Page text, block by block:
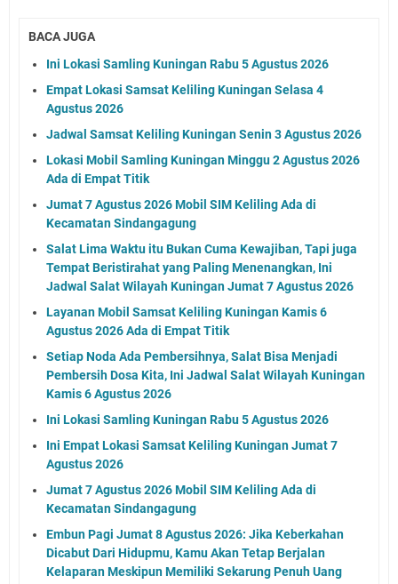
BACA JUGA
Ini Lokasi Samling Kuningan Rabu 5 Agustus 2026
Empat Lokasi Samsat Keliling Kuningan Selasa 4
Agustus 2026
Jadwal Samsat Keliling Kuningan Senin 3 Agustus 2026
Lokasi Mobil Samling Kuningan Minggu 2 Agustus 2026
Ada di Empat Titik
Jumat 7 Agustus 2026 Mobil SIM Keliling Ada di
Kecamatan Sindangagung
Salat Lima Waktu itu Bukan Cuma Kewajiban, Tapi juga
Tempat Beristirahat yang Paling Menenangkan, Ini
Jadwal Salat Wilayah Kuningan Jumat 7 Agustus 2026
Layanan Mobil Samsat Keliling Kuningan Kamis 6
Agustus 2026 Ada di Empat Titik
Setiap Noda Ada Pembersihnya, Salat Bisa Menjadi
Pembersih Dosa Kita, Ini Jadwal Salat Wilayah Kuningan
Kamis 6 Agustus 2026
Ini Lokasi Samling Kuningan Rabu 5 Agustus 2026
Ini Empat Lokasi Samsat Keliling Kuningan Jumat 7
Agustus 2026
Jumat 7 Agustus 2026 Mobil SIM Keliling Ada di
Kecamatan Sindangagung
Embun Pagi Jumat 8 Agustus 2026: Jika Keberkahan
Dicabut Dari Hidupmu, Kamu Akan Tetap Berjalan
Kelaparan Meskipun Memiliki Sekarung Penuh Uang